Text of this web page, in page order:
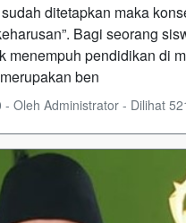
ditetapkan maka
Bagi seorang
menempuh pendidikan di
ben
Oleh Administrator - Dilihat